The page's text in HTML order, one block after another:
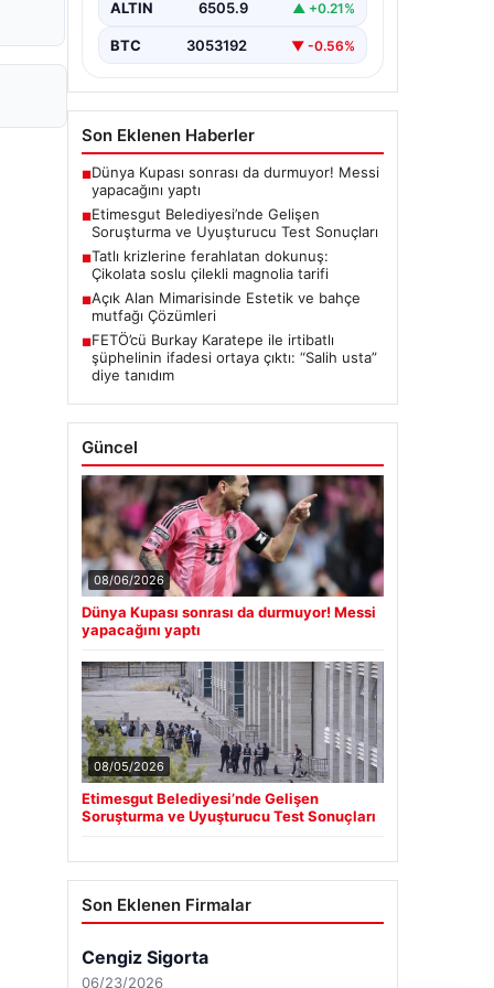
seriyor. Soruşturma kapsamında,…
ALTIN 6505.9 ▲ +0.21%
BTC 3053192 ▼ -0.56%
Son Eklenen Haberler
■Dünya Kupası sonrası da durmuyor! Messi
yapacağını yaptı
■Etimesgut Belediyesi’nde Gelişen
Soruşturma ve Uyuşturucu Test Sonuçları
■Tatlı krizlerine ferahlatan dokunuş:
Çikolata soslu çilekli magnolia tarifi
■Açık Alan Mimarisinde Estetik ve bahçe
mutfağı Çözümleri
■FETÖ’cü Burkay Karatepe ile irtibatlı
şüphelinin ifadesi ortaya çıktı: “Salih usta”
diye tanıdım
Güncel
08/06/2026
Dünya Kupası sonrası da durmuyor! Messi
yapacağını yaptı
08/05/2026
Etimesgut Belediyesi’nde Gelişen
Soruşturma ve Uyuşturucu Test Sonuçları
Son Eklenen Firmalar